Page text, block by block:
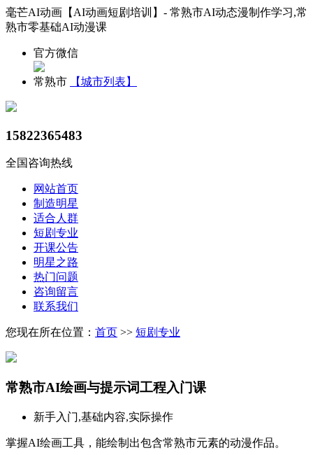
毫芒AI动画【AI动画短剧培训】- 常熟市AI动态漫制作学习,常
熟市零基础AI动漫课
官方微信
常熟市 【城市列表】
15822365483
全国咨询热线
网站首页
制造明星
适合人群
短剧专业
开课公告
明星之路
热门问题
咨询留言
联系我们
您现在所在位置： 首页 >> 短剧专业
​常熟市AI绘画与提示词工程入门课
新手入门,基础内容,实际操作
掌握AI绘画工具，能绘制出包含常熟市元素的动漫作品。